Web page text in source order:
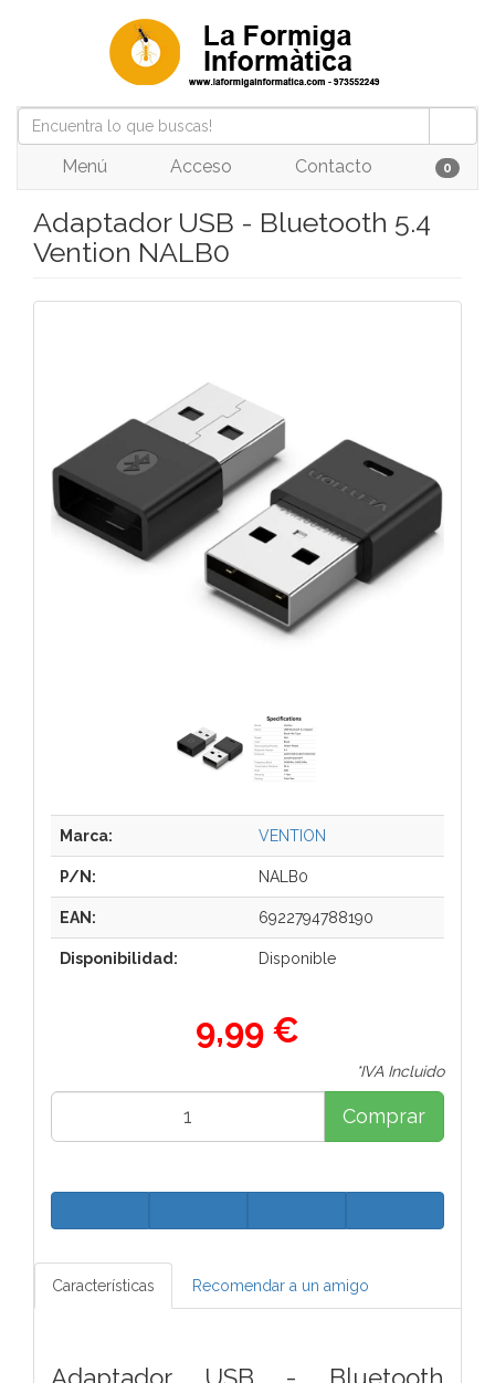
Menú Acceso Contacto 0
Adaptador USB - Bluetooth 5.4
Vention NALB0
Marca: VENTION
P/N: NALB0
EAN: 6922794788190
Disponibilidad: Disponible
9,99 €
*IVA Incluido
Comprar
Características Recomendar a un amigo
Adaptador USB - Bluetooth